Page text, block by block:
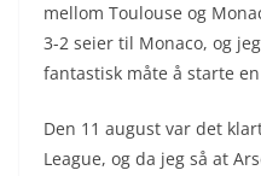
mellom Toulouse og
3-2 seier til Monaco, og
fantastisk måte å starte
Den 11 august var det
League, og da jeg så at